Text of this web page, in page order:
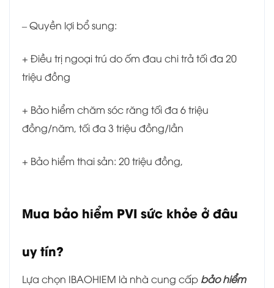
– Quyền lợi bổ sung:
+ Điều trị ngoại trú do ốm đau chi trả tối đa 20
triệu đồng
+ Bảo hiểm chăm sóc răng tối đa 6 triệu
đồng/năm, tối đa 3 triệu đồng/lần
+ Bảo hiểm thai sản: 20 triệu đồng,
Mua bảo hiểm PVI sức khỏe ở đâu
uy tín?
Lựa chọn IBAOHIEM là nhà cung cấp bảo hiểm